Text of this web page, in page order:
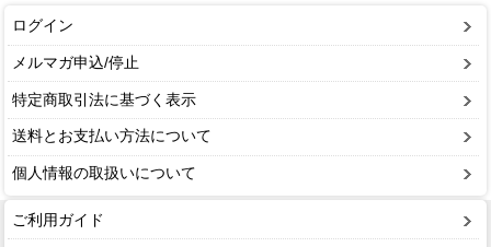
ログイン
メルマガ申込/停止
特定商取引法に基づく表示
送料とお支払い方法について
個人情報の取扱いについて
ご利用ガイド